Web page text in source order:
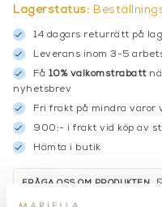
Lagerstatus:
14 dagars returrätt på
Leverans inom 3-5
Få 10% välkomstrabatt
nyhetsbrev
Fri frakt på mindra varor
900:- i frakt vid köp av
Hämta i butik
FRÅGA OSS OM PRODUKTEN